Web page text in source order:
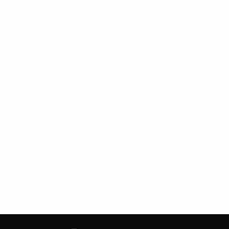
detergentes y suavizantes químicos puede alterar la
al sol.